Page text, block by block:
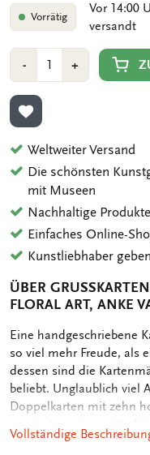
Vorrätig
Vor 14:00
versandt
-Min
1
Anzahl
+Plus
1
ZUR WUNSCHLISTE
Weltweiter Versand
Die schönsten
mit Museen
Nachhaltige Produkte
Einfaches Online-
Kunstliebhaber
ÜBER
LORAL ART, ANKE
OMSCHRIJVING
Eine handgeschriebene
so viel mehr Freude, als
dessen sind die
beliebt. Unglaublich viel
Doppelkarten mit zehn
verstaut in einem
Rückseite des
Vollständige